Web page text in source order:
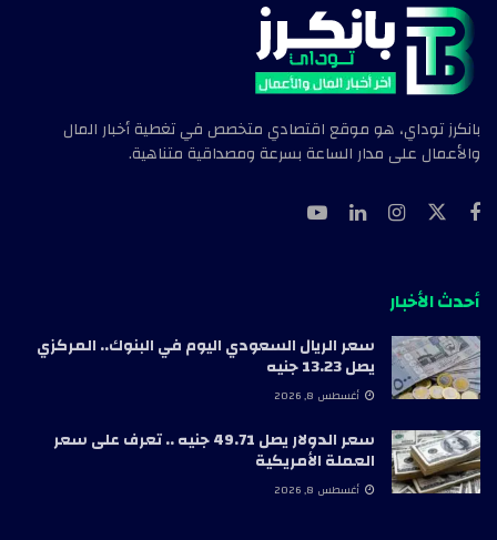
بانكرز توداي، هو موقع اقتصادي متخصص في تغطية أخبار المال
والأعمال على مدار الساعة بسرعة ومصداقية متناهية.
أحدث الأخبار
سعر الريال السعودي اليوم في البنوك.. المركزي
يصل 13.23 جنيه
أغسطس 8, 2026
سعر الدولار يصل 49.71 جنيه .. تعرف على سعر
العملة الأمريكية
أغسطس 8, 2026